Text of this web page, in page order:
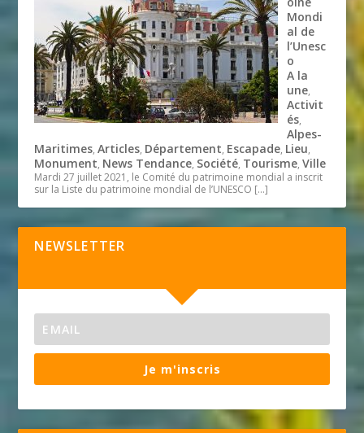
Mondi
al de
l’Unesc
o
A la
une,
Activit
és,
Alpes-
Maritimes,Articles, Département, Escapade, Lieu,
Monument, News Tendance, Société, Tourisme,Ville
Mardi 27 juillet 2021, le Comité du patrimoine mondial a inscrit
sur la Liste du patrimoine mondial de l’UNESCO […]
NEWSLETTER
Je m'inscris